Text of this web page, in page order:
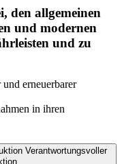
den allgemeinen
und modernen
und zu
erneuerbarer
in ihren
Verantwortungsvoller